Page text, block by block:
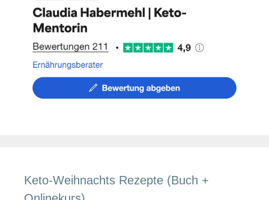
Keto-Weihnachts Rezepte (Buch +